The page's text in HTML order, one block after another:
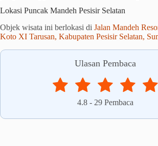
Lokasi Puncak Mandeh Pesisir Selatan
Objek wisata ini berlokasi di Jalan Mandeh
Koto XI Tarusan, Kabupaten Pesisir Selatan,
Ulasan Pembaca
4.8 - 29 Pembaca